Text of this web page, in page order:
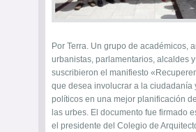
Por Terra. Un grupo de académicos,
urbanistas, parlamentarios, alcaldes
suscribieron el manifiesto
que desea involucrar a la ciudadanía
políticos en una mejor planificación
las urbes. El documento fue firmado
el presidente del Colegio de